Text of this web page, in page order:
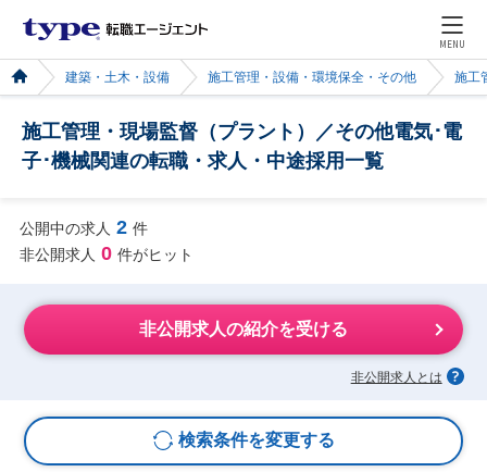
MENU
建築・土木・設備 施工管理・設備・環境保全・その他 施工
施工管理・現場監督（プラント）／その他電気･電
子･機械関連の転職・求人・中途採用一覧
公開中の求人 2 件
非公開求人 0 件がヒット
非公開求人の紹介を受ける
非公開求人とは
検索条件を変更する